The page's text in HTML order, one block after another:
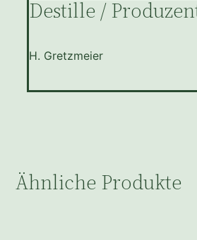
Destille /
H. Gretzmeier
Ähnliche Produkte